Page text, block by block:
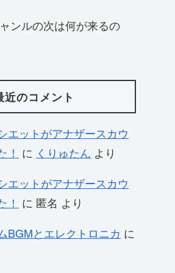
ンルの次は何が来るの
近のコメント
エットがアナザースカウ
！ に くりゅたん より
エットがアナザースカウ
！ に 匿名 より
BGMとエレクトロニカ に